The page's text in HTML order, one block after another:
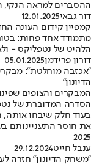
ההסברים למראה הנקי,
דור גבאי12.01.2025
קמפיין קידום העונה
מתמודד אחד פחות:
הלהיט של נטפליקס -
דורון פרידמן05.01.2025
"אכזבה מוחלטת":
הדיונון"
המבקרים והצופים
הסדרה המדוברת של
בעוד חלק שיבחו אותה,
את חוסר התעניינותם
2025
ענבל חייט29.12.2024
״משחק הדיונון״ חזרה